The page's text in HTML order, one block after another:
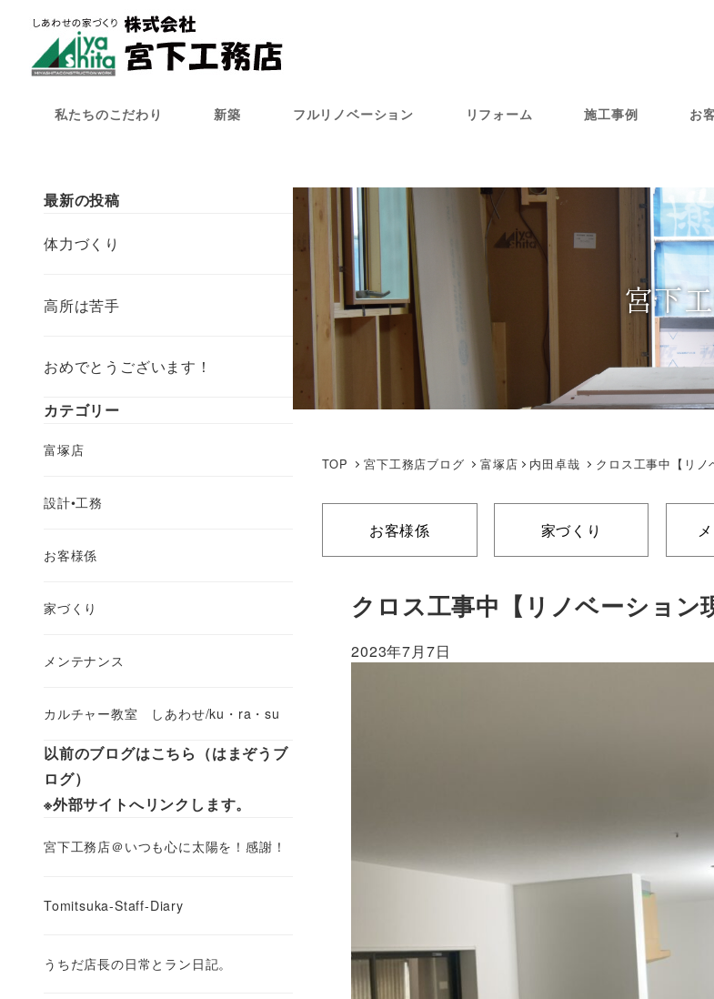
私たちのこだわり 新築 フルリノベーション リフォーム 施工事例 お
宮下
TOP 宮下工務店ブログ 富塚店 内田卓哉 クロス工事中【リノ
お客様係 家づくり
クロス工事中【リノベーション
2023年7月7日
最新の投稿
体力づくり
高所は苦手
おめでとうございます！
カテゴリー
富塚店
設計•工務
お客様係
家づくり
メンテナンス
カルチャー教室 しあわせ/ku・ra・su
以前のブログはこちら（はまぞうブ
ログ）
※外部サイトへリンクします。
宮下工務店＠いつも心に太陽を！感謝！
Tomitsuka-Staff-Diary
うちだ店長の日常とラン日記。